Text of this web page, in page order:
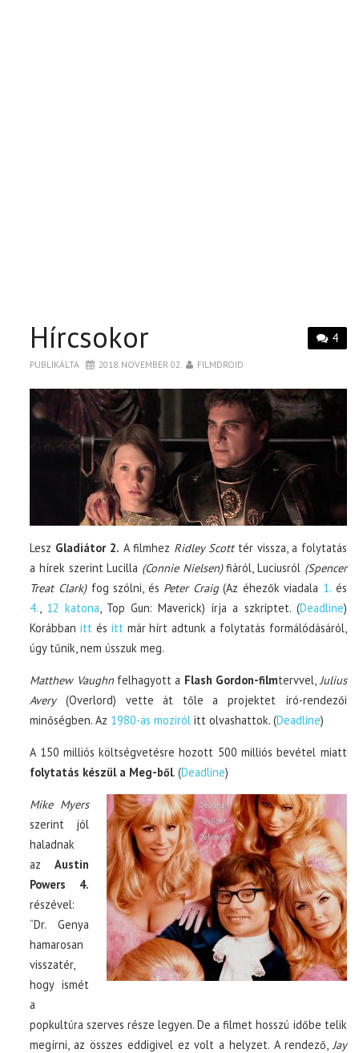
4
Hírcsokor
PUBLIKÁLTA 2018. NOVEMBER 02. FILMDROID
Lesz Gladiátor 2. A filmhez Ridley Scotttér vissza, a folytatás
a hírek szerint Lucilla (Connie Nielsen)fiáról, Luciusról (Spencer
Treat Clark)fog szólni, és Peter Craig(Az éhezők viadala 1. és
4.
12 katona , Top Gun: Maverick) írja a szkriptet. (Deadline)
Korábbanitt és itt már hírt adtunk a folytatás formálódásáról,
úgy tűnik, nem ússzuk meg.
Matthew Vaughnfelhagyott a Flash Gordon-filmtervvel, Julius
Avery(Overlord) vette át tőle a projektet író-rendezői
minőségben. Az 1980-as moziról itt olvashattok. (Deadline)
A 150 milliós költségvetésre hozott 500 milliós bevétel miatt
folytatás készül a Meg-ből. (Deadline)
Mike Myers
szerint jól
haladnak
az Austin
Powers 4.
részével:
“Dr. Genya
hamarosan
visszatér,
hogy ismét
a
popkultúra szerves része legyen. De a filmet hosszú időbe telik
megírni, az összes eddigivel ez volt a helyzet. A rendező, Jay